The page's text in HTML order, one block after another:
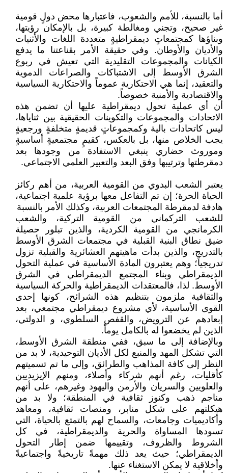
أما بالنسبة، للأمم والشعوب، فاعتبارها محض دولٍ قومية
غير صحيح، وتجني ومغالطة كبيرة، بل بالإمكان رؤيتها،
وبناؤها كمجتمعاتٍ ديمقراطيةٍ متعددة اللغات والأثنيات
والأديان والأوطان. وفي حقيقة الأمر بقناعتنا ما يدفع
الكيانات والمجموعات التقليدية التي تعيش في ربوع
الشرق الأوسط إلى الاشتباكات والصراعات الدموية
والتعقيد، إنما هي الاحتكارية عموماً والاحتكارية السياسية
والاقتصادية والأمنية خصوصاً.
أن أي عملية تحول ديمقراطية عليها أن تضمن هذه
الاتحادات والمجموعات والتكوينات الحقيقية بين ثناياها،
ليس كاتحادات بالية وكمجموعاتٍ قديمةٍ متخلفةٍ ورجعيةٍ
يجب الخلاص منها، بل بالعكس، كقيمٍ مجتمعيةٍ أساسيةٍ
وموروث حضاري ينبغي الاستفادة من وجودها بعد
دمقرطتها وترتيبها وفق البعد والتعبير العلمي الاجتماعي.
يعتبر الشعب البدوي من القومية العربية، من أهم ركائز
الحياة الحرة؛ إن تم التفاعل معها برؤية علمية اجتماعية،
هادفة لدمقرطة المجتمعات العربية، وكذلك الأمر بالنسبة
للشعب التركماني من القومية التركية، والشعب
الكرمانجي من القومية الكردية، والذين تبلور حصيلة
ضيق نطاق البنية القبلية في مجتمعات الشرق الأوسط
بالتدريج، والذين بدأت ماهيتهم العشائرية والقبلية تزول
تدريجياً؛ وهم يعتبرون المادة الأساسية في عملية التحول
الديمقراطي وبناء المجتمع الديمقراطي في الشرق
الأوسط. لذا، فالمعتقدات الديمقراطية والحركة السياسية
والثقافية ملزمون بتنظيم هذه الشرائح، كونها إحدى
القوى الأساسية، لأي مشروع ديمقراطي مجتمعي، بعد
إبعادهم عن الترويض، والقفص السلطوي، و الدولتي،
الذين لم يخضعوا له بالكامل يوماً.
وبالإضافة إلى ما سبق، ففي منطقة الشرق الأوسط،
التي تشكل المهد والمنبع لكل الأديان التوحيدية، لا بد من
النظر إلى كافة المذاهب والطرائق، وإلى ما تم تسميتهم
كأقليات، رغم أنهم شركاء وأصلاء، ومنهم الإيزيديين
والعلويين والسريان والأرمن واليهود وغيرهم، على أنهم
مناجم ذهب وكنوز ثقافية في المنطقة؛ ولا بد من
هيكلتهم على شكل منابر، ومنصات ثقافية، ومعاهد
وأكاديميات وجامعات، والسماح لهم بالتمتع بالحياة، التي
تسودها المساواة والحرية والديمقراطية، في كل
الشروط والظروف، وتقييمها ضمن إطار التحول
الديمقراطي؛ حيث يعد ذلك مهمةً تاريخيةً واجتماعيةً
وأخلاقية لا يمكن الاستغناء عنها.